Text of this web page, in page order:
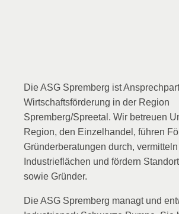
Die ASG Spremberg ist
Wirtschaftsförderung in der Region
Spremberg/Spreetal. Wir betreuen
Region, den Einzelhandel, führen
Gründerberatungen durch,
Industrieflächen und fördern
sowie Gründer.
Die ASG Spremberg managt und